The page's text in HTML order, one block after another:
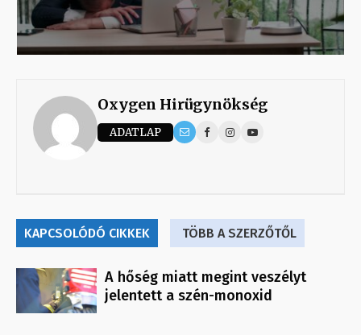
Oxygen Hirügynökség
ADATLAP
KAPCSOLÓDÓ CIKKEK TÖBB A SZERZŐTŐL
A hőség miatt megint veszélyt
jelentett a szén-monoxid